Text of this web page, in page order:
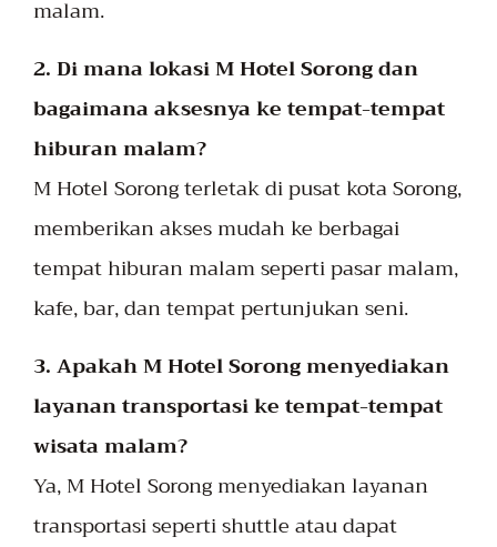
malam.
2. Di mana lokasi M Hotel Sorong dan
bagaimana aksesnya ke tempat-tempat
hiburan malam?
M Hotel Sorong terletak di pusat kota Sorong,
memberikan akses mudah ke berbagai
tempat hiburan malam seperti pasar malam,
kafe, bar, dan tempat pertunjukan seni.
3. Apakah M Hotel Sorong menyediakan
layanan transportasi ke tempat-tempat
wisata malam?
Ya, M Hotel Sorong menyediakan layanan
transportasi seperti shuttle atau dapat